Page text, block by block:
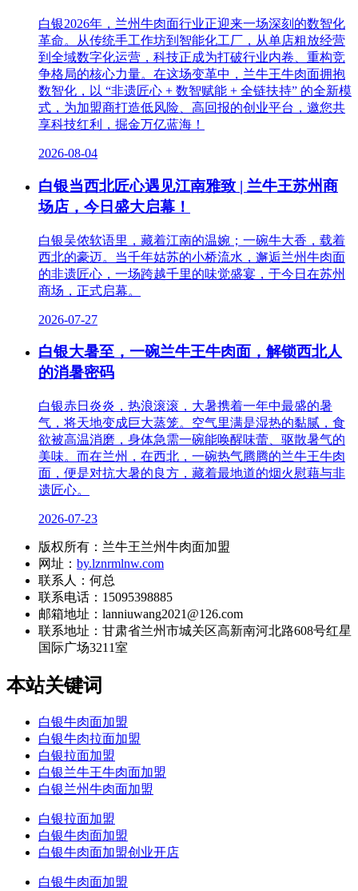
白银2026年，兰州牛肉面行业正迎来一场深刻的数智化
革命。从传统手工作坊到智能化工厂，从单店粗放经营
到全域数字化运营，科技正成为打破行业内卷、重构竞
争格局的核心力量。在这场变革中，兰牛王牛肉面拥抱
数智化，以 “非遗匠心 + 数智赋能 + 全链扶持” 的全新模
式，为加盟商打造低风险、高回报的创业平台，邀您共
享科技红利，掘金万亿蓝海！
2026-08-04
白银当西北匠心遇见江南雅致 | 兰牛王苏州商
场店，今日盛大启幕！
白银吴侬软语里，藏着江南的温婉；一碗牛大香，载着
西北的豪迈。当千年姑苏的小桥流水，邂逅兰州牛肉面
的非遗匠心，一场跨越千里的味觉盛宴，于今日在苏州
商场，正式启幕。
2026-07-27
白银大暑至，一碗兰牛王牛肉面，解锁西北人
的消暑密码
白银赤日炎炎，热浪滚滚，大暑携着一年中最盛的暑
气，将天地变成巨大蒸笼。空气里满是湿热的黏腻，食
欲被高温消磨，身体急需一碗能唤醒味蕾、驱散暑气的
美味。而在兰州，在西北，一碗热气腾腾的兰牛王牛肉
面，便是对抗大暑的良方，藏着最地道的烟火慰藉与非
遗匠心。
2026-07-23
版权所有：兰牛王兰州牛肉面加盟
网址： by.lznrmlnw.com
联系人：何总
联系电话：15095398885
邮箱地址：lanniuwang2021@126.com
联系地址： 甘肃省兰州市城关区高新南河北路608号红星
国际广场3211室
本站关键词
白银牛肉面加盟
白银牛肉拉面加盟
白银拉面加盟
白银兰牛王牛肉面加盟
白银兰州牛肉面加盟
白银拉面加盟
白银牛肉面加盟
白银牛肉面加盟创业开店
白银牛肉面加盟